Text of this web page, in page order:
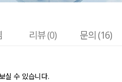
리뷰 (0) 문의 (16)
실 수 있습니다.